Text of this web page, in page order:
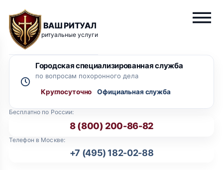
ВАШ РИТУАЛ
ритуальные услуги
Бесплатно по России:
8 (800) 200-86-82
Телефон в Москве:
+7 (495) 182-02-88
Городская специализированная служба
по вопросам похоронного дела
Круглосуточно